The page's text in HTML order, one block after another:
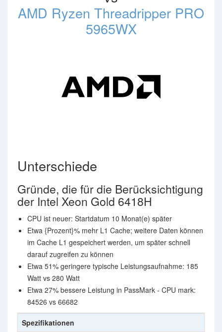
AMD Ryzen Threadripper PRO
5965WX
Unterschiede
Gründe, die für die Berücksichtigung
der Intel Xeon Gold 6418H
CPU ist neuer: Startdatum 10 Monat(e) später
Etwa {Prozent}% mehr L1 Cache; weitere Daten können
im Cache L1 gespeichert werden, um später schnell
darauf zugreifen zu können
Etwa 51% geringere typische Leistungsaufnahme: 185
Watt vs 280 Watt
Etwa 27% bessere Leistung in PassMark - CPU mark:
84526 vs 66682
Spezifikationen